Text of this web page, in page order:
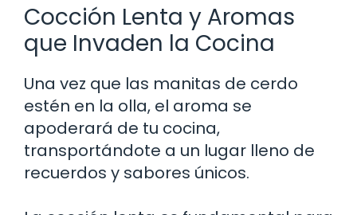
Cocción Lenta y Aromas
que Invaden la Cocina
Una vez que las manitas de cerdo
estén en la olla, el aroma se
apoderará de tu cocina,
transportándote a un lugar lleno de
recuerdos y sabores únicos.